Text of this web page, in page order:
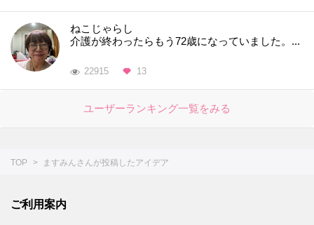
ねこじゃらし
介護が終わったらもう72歳になっていました。...
22915 13
ユーザーランキング一覧をみる
TOP ますみんさんが投稿したアイデア
ご利用案内